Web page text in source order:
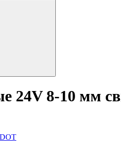
24V 8-10 мм